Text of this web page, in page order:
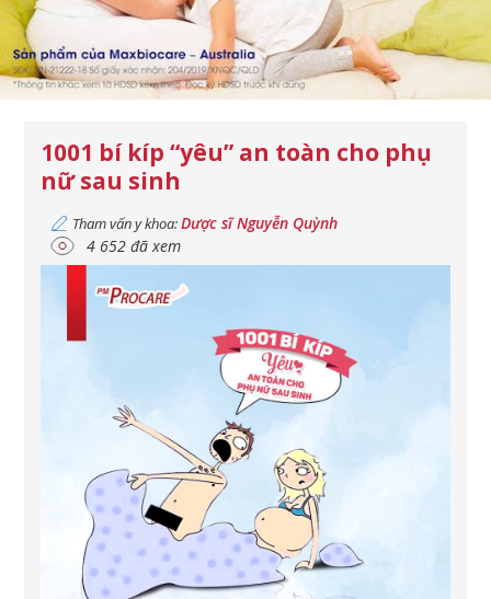
1001 bí kíp “yêu” an toàn cho phụ
nữ sau sinh
Tham vấn y khoa:Dược sĩ Nguyễn Quỳnh
4 652 đã xem